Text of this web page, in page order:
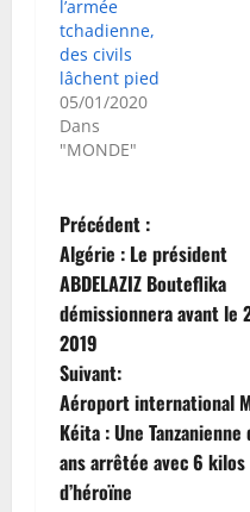
l’armée
tchadienne,
des civils
lâchent pied
05/01/2020
Dans
"MONDE"
N
a
v
i
g
a
Précédent :
Algérie : Le président
ABDELAZIZ Bouteflika
démissionnera avant le
2019
Suivant:
Aéroport international
Kéita : Une Tanzanienne
ans arrêtée avec 6 kilos
d’héroïne